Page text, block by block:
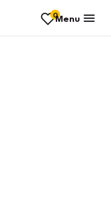
0Menu